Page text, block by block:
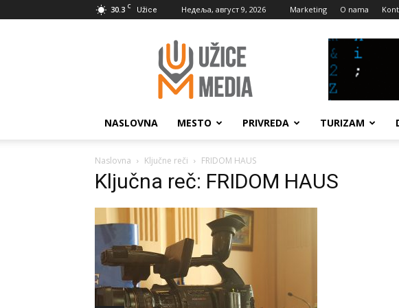
30.3 C Užice Недеља, август 9, 2026 Marketing O nama
UžiceMedia
NASLOVNA MESTO PRIVREDA TURIZAM
Naslovna Ključne reči FRIDOM HAUS
Ključna reč: FRIDOM HAUS